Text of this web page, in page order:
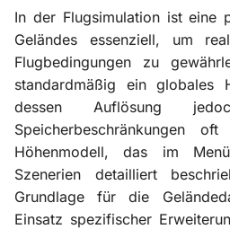
In der Flugsimulation ist eine
Geländes essenziell, um
Flugbedingungen zu
standardmäßig ein globales
dessen Auflösung
Speicherbeschränkungen
Höhenmodell, das im
Szenerien detailliert
Grundlage für die
Einsatz spezifischer